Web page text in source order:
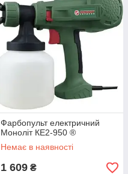
Фарбопульт електричний
Моноліт КЕ2-950 ®
Немає в наявності
1 609 ₴